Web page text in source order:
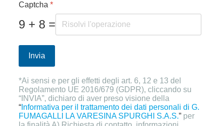
Captcha *
9 + 8 =
Invia
*Ai sensi e per gli effetti degli art. 6, 12 e 13 del
Regolamento UE 2016/679 (GDPR), cliccando su
“INVIA”, dichiaro di aver preso visione della
“ Informativa per il trattamento dei dati personali di G.
FUMAGALLI LA VARESINA SPURGHI S.A.S.” per